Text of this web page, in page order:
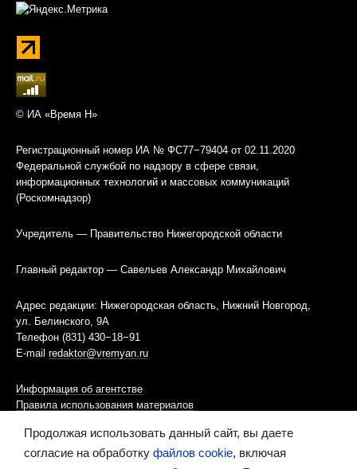
© ИА «Время Н»
Регистрационный номер ИА № ФС77−79404 от 02.11.2020
Федеральной службой по надзору в сфере связи,
информационных технологий и массовых коммуникаций
(Роскомнадзор)
Учредитель — Правительство Нижегородской области
Главный редактор — Савельев Александр Михайлович
Адрес редакции: Нижегородская область, Нижний Новгород,
ул. Белинского, 9А
Телефон (831) 430−18−91
E-mail redaktor@vremyan.ru
Информация об агентстве
Правила использования материалов
Информационная политика использования «cookies»-файлов
Продолжая использовать данный сайт, вы даете
согласие на обработку файлов cookie, включая